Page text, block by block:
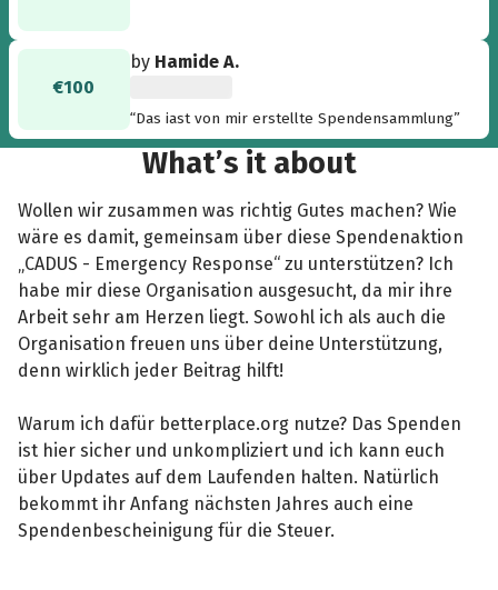
€100
by Hamide A.
“Das iast von mir erstellte Spendensammlung”
What’s it about
Wollen wir zusammen was richtig Gutes machen? Wie
wäre es damit, gemeinsam über diese Spendenaktion
„CADUS - Emergency Response“ zu unterstützen? Ich
habe mir diese Organisation ausgesucht, da mir ihre
Arbeit sehr am Herzen liegt. Sowohl ich als auch die
Organisation freuen uns über deine Unterstützung,
denn wirklich jeder Beitrag hilft!
Warum ich dafür betterplace.org nutze? Das Spenden
ist hier sicher und unkompliziert und ich kann euch
über Updates auf dem Laufenden halten. Natürlich
bekommt ihr Anfang nächsten Jahres auch eine
Spendenbescheinigung für die Steuer.